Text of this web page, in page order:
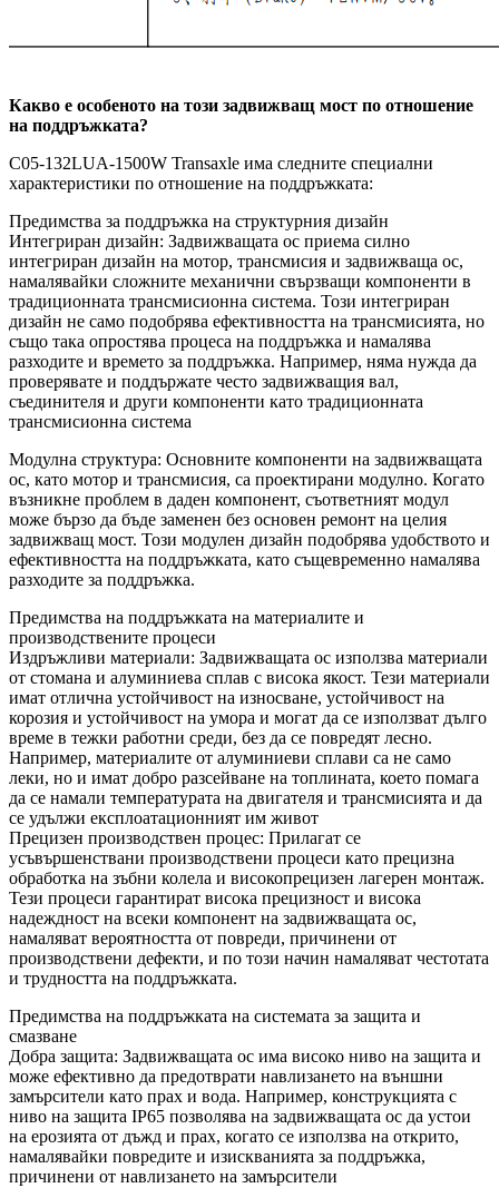
Какво е особеното на този задвижващ мост по отношение
на поддръжката?
C05-132LUA-1500W Transaxle има следните специални
характеристики по отношение на поддръжката:
Предимства за поддръжка на структурния дизайн
Интегриран дизайн: Задвижващата ос приема силно
интегриран дизайн на мотор, трансмисия и задвижваща ос,
намалявайки сложните механични свързващи компоненти в
традиционната трансмисионна система. Този интегриран
дизайн не само подобрява ефективността на трансмисията, но
също така опростява процеса на поддръжка и намалява
разходите и времето за поддръжка. Например, няма нужда да
проверявате и поддържате често задвижващия вал,
съединителя и други компоненти като традиционната
трансмисионна система
Модулна структура: Основните компоненти на задвижващата
ос, като мотор и трансмисия, са проектирани модулно. Когато
възникне проблем в даден компонент, съответният модул
може бързо да бъде заменен без основен ремонт на целия
задвижващ мост. Този модулен дизайн подобрява удобството и
ефективността на поддръжката, като същевременно намалява
разходите за поддръжка.
Предимства на поддръжката на материалите и
производствените процеси
Издръжливи материали: Задвижващата ос използва материали
от стомана и алуминиева сплав с висока якост. Тези материали
имат отлична устойчивост на износване, устойчивост на
корозия и устойчивост на умора и могат да се използват дълго
време в тежки работни среди, без да се повредят лесно.
Например, материалите от алуминиеви сплави са не само
леки, но и имат добро разсейване на топлината, което помага
да се намали температурата на двигателя и трансмисията и да
се удължи експлоатационният им живот
Прецизен производствен процес: Прилагат се
усъвършенствани производствени процеси като прецизна
обработка на зъбни колела и високопрецизен лагерен монтаж.
Тези процеси гарантират висока прецизност и висока
надеждност на всеки компонент на задвижващата ос,
намаляват вероятността от повреди, причинени от
производствени дефекти, и по този начин намаляват честотата
и трудността на поддръжката.
Предимства на поддръжката на системата за защита и
смазване
Добра защита: Задвижващата ос има високо ниво на защита и
може ефективно да предотврати навлизането на външни
замърсители като прах и вода. Например, конструкцията с
ниво на защита IP65 позволява на задвижващата ос да устои
на ерозията от дъжд и прах, когато се използва на открито,
намалявайки повредите и изискванията за поддръжка,
причинени от навлизането на замърсители